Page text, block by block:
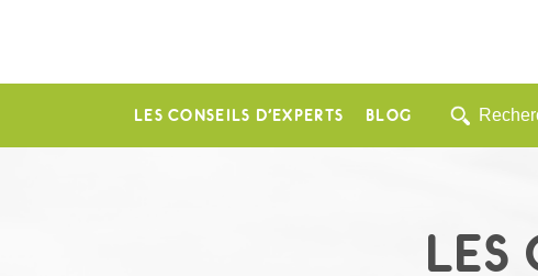
LES CONSEILS D’EXPERTS BLOG
LES